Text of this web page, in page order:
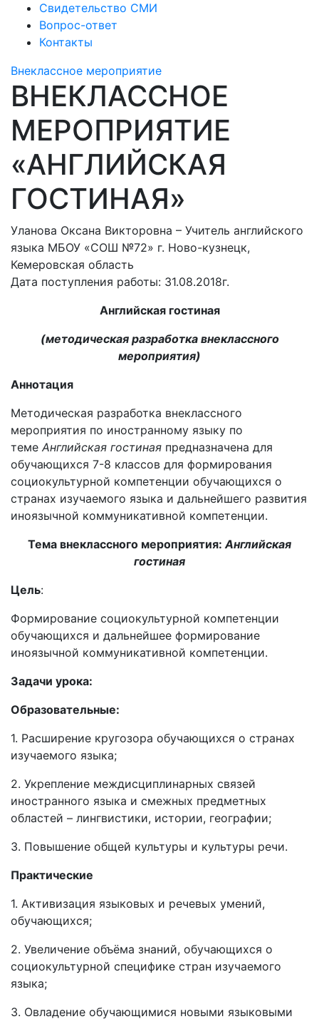
Свидетельство СМИ
Вопрос-ответ
Контакты
Внеклассное мероприятие
ВНЕКЛАССНОЕ
МЕРОПРИЯТИЕ
«АНГЛИЙСКАЯ
ГОСТИНАЯ»
Уланова Оксана Викторовна – Учитель английского
языка МБОУ «СОШ №72» г. Ново-кузнецк,
Кемеровская область
Дата поступления работы: 31.08.2018г.
Английская гостиная
(методическая разработка внеклассного
мероприятия)
Аннотация
Методическая разработка внеклассного
мероприятия по иностранному языку по
теме Английская гостиная предназначена для
обучающихся 7-8 классов для формирования
социокультурной компетенции обучающихся о
странах изучаемого языка и дальнейшего развития
иноязычной коммуникативной компетенции.
Тема внеклассного мероприятия:Английская
гостиная
Цель:
Формирование социокультурной компетенции
обучающихся и дальнейшее формирование
иноязычной коммуникативной компетенции.
Задачи урока:
Образовательные:
1. Расширение кругозора обучающихся о странах
изучаемого языка;
2. Укрепление междисциплинарных связей
иностранного языка и смежных предметных
областей – лингвистики, истории, географии;
3. Повышение общей культуры и культуры речи.
Практические
1. Активизация языковых и речевых умений,
обучающихся;
2. Увеличение объёма знаний, обучающихся о
социокультурной специфике стран изучаемого
языка;
3. Овладение обучающимися новыми языковыми